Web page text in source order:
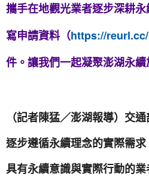
攜手在地觀光業者逐步深耕
寫申請資料（https://
件。讓我們一起凝聚澎湖永續
（記者陳猛／澎湖報導）交
逐步遵循永續理念的實際需
具有永續意識與實際行動的